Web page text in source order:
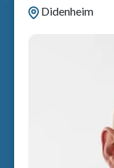
Didenheim